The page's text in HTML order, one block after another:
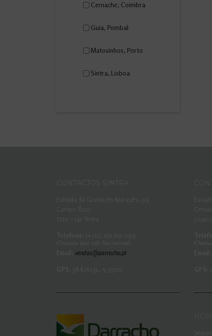
Cernache, Coimbra
Guia, Pombal
Matosinhos, Porto
Sintra, Lisboa
vendas@parracho.pt